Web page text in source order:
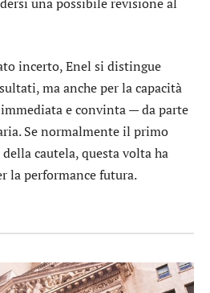
incerto, Enel si distingue
ma anche per la capacità
e convinta — da parte
Se normalmente il primo
cautela, questa volta ha
la performance futura.